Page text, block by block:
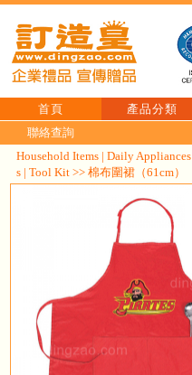
首頁 產品分類
聯絡查詢
Household Items | Daily Appliances
s | Tool Kit >> 棉布圍裙（61cm）